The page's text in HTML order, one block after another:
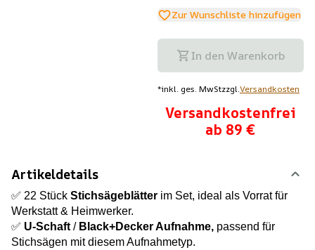
Zur Wunschliste hinzufügen
In den Warenkorb
*inkl. ges. MwStzzgl.Versandkosten
Versandkostenfrei
ab 89 €
Artikeldetails
✅ 22 Stück Stichsägeblätter im Set, ideal als Vorrat für
Werkstatt & Heimwerker.
✅ U-Schaft / Black+Decker Aufnahme, passend für
Stichsägen mit diesem Aufnahmetyp.